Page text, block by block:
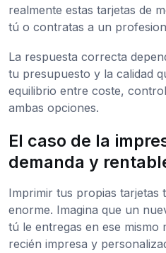
realmente estas tarjetas de
tú o contratas a un
La respuesta correcta
tu presupuesto y la calidad
equilibrio entre coste,
ambas opciones.
El caso de la
demanda y
Imprimir tus propias tarjetas
enorme. Imagina que un
tú le entregas en ese mismo
recién impresa y